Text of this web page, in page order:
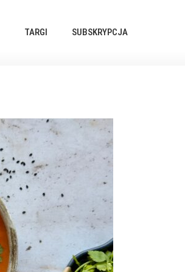
TARGI SUBSKRYPCJA